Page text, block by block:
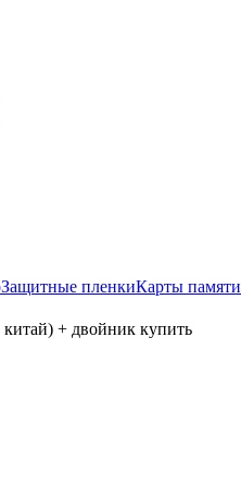
Защитные пленкиКарты памяти